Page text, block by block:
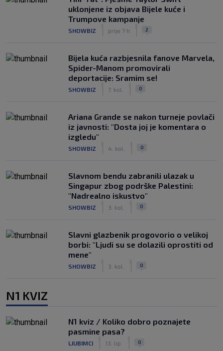
uklonjene iz objava Bijele kuće i
Trumpove kampanje
SHOWBIZ prije 7 h 2
Bijela kuća razbjesnila fanove Marvela,
Spider-Manom promovirali
deportacije: Sramim se!
SHOWBIZ 7. kol. 0
Ariana Grande se nakon turneje povlači
iz javnosti: "Dosta joj je komentara o
izgledu"
SHOWBIZ 4. kol. 0
Slavnom bendu zabranili ulazak u
Singapur zbog podrške Palestini:
"Nadrealno iskustvo"
SHOWBIZ 3. kol. 0
Slavni glazbenik progovorio o velikoj
borbi: "Ljudi su se dolazili oprostiti od
mene"
SHOWBIZ 3. kol. 0
N1 KVIZ
N1 kviz / Koliko dobro poznajete
pasmine pasa?
LJUBIMCI 13. lip. 0